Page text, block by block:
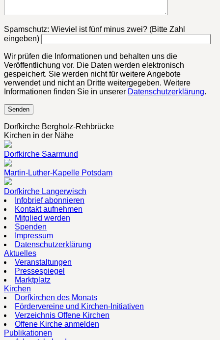
Bitte lasse dieses Feld leer.
Spamschutz: Wieviel ist fünf minus zwei? (Bitte Zahl
eingeben)
Wir prüfen die Informationen und behalten uns die
Veröffentlichung vor. Die Daten werden elektronisch
gespeichert. Sie werden nicht für weitere Angebote
verwendet und nicht an Dritte weitergegeben. Weitere
Informationen finden Sie in unserer Datenschutzerklärung.
Dorfkirche Bergholz-Rehbrücke
Kirchen in der Nähe
Dorfkirche Saarmund
Martin-Luther-Kapelle Potsdam
Dorfkirche Langerwisch
Infobrief abonnieren
Kontakt aufnehmen
Mitglied werden
Spenden
Impressum
Datenschutzerklärung
Aktuelles
Veranstaltungen
Pressespiegel
Marktplatz
Kirchen
Dorfkirchen des Monats
Fördervereine und Kirchen-Initiativen
Verzeichnis Offene Kirchen
Offene Kirche anmelden
Publikationen